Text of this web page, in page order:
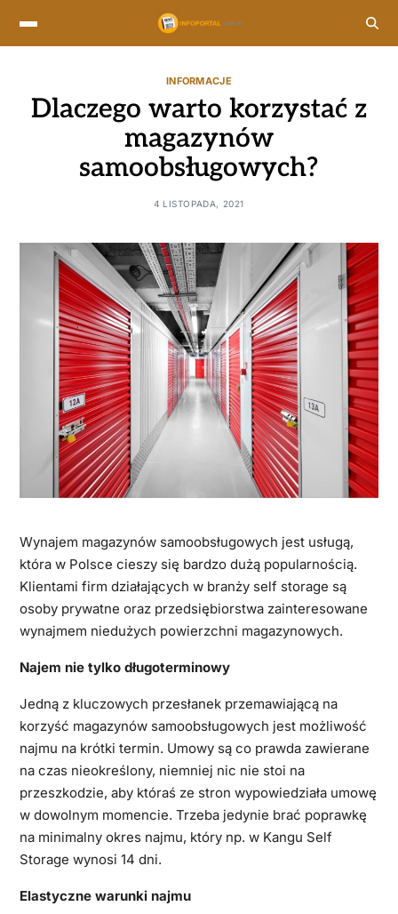
INFORMACJE
Dlaczego warto korzystać z
magazynów
samoobsługowych?
4 LISTOPADA, 2021
Wynajem magazynów samoobsługowych jest usługą,
która w Polsce cieszy się bardzo dużą popularnością.
Klientami firm działających w branży self storage są
osoby prywatne oraz przedsiębiorstwa zainteresowane
wynajmem niedużych powierzchni magazynowych.
Najem nie tylko długoterminowy
Jedną z kluczowych przesłanek przemawiającą na
korzyść magazynów samoobsługowych jest możliwość
najmu na krótki termin. Umowy są co prawda zawierane
na czas nieokreślony, niemniej nic nie stoi na
przeszkodzie, aby któraś ze stron wypowiedziała umowę
w dowolnym momencie. Trzeba jedynie brać poprawkę
na minimalny okres najmu, który np. w Kangu Self
Storage wynosi 14 dni.
Elastyczne warunki najmu